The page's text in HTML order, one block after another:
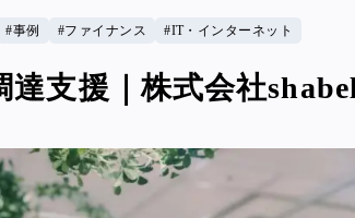
事例 ファイナンス IT・インターネット
達支援｜株式会社